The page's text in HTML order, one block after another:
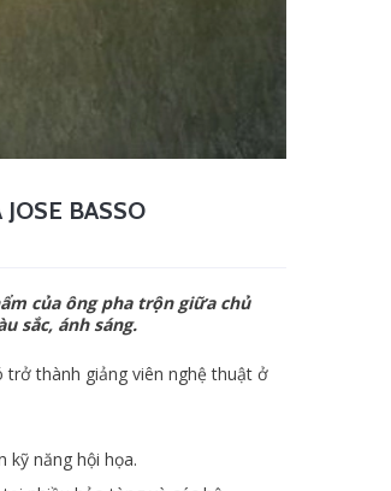
BASSO
của ông pha trộn giữa chủ
sắc, ánh sáng.
trở thành giảng viên nghệ thuật ở
kỹ năng hội họa.